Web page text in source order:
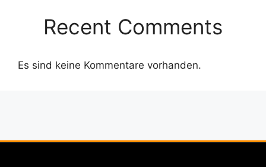
Recent Comments
Es sind keine Kommentare vorhanden.